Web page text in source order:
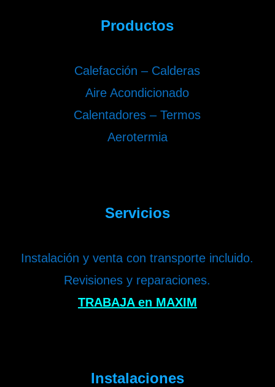
Productos
Calefacción – Calderas
Aire Acondicionado
Calentadores – Termos
Aerotermia
Servicios
Instalación y venta con transporte incluido.
Revisiones y reparaciones.
TRABAJA en MAXIM
Instalaciones